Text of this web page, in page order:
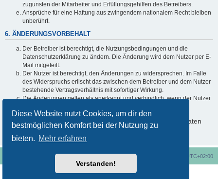
Diese Website nutzt Cookies, um dir den
bestmöglichen Komfort bei der Nutzung zu
bieten. Mehr erfahren
Verstanden!
zugunsten der Mitarbeiter und Erfüllungsgehilfen des Betreibers.
Ansprüche für eine Haftung aus zwingendem nationalem Recht bleiben
unberührt.
6. ÄNDERUNGSVORBEHALT
Der Betreiber ist berechtigt, die Nutzungsbedingungen und die
Datenschutzerklärung zu ändern. Die Änderung wird dem Nutzer per E-
Mail mitgeteilt.
Der Nutzer ist berechtigt, den Änderungen zu widersprechen. Im Falle
des Widerspruchs erlischt das zwischen dem Betreiber und dem Nutzer
bestehende Vertragsverhältnis mit sofortiger Wirkung.
Die Änderungen gelten als anerkannt und verbindlich, wenn der Nutzer
Informationen über den Umgang mit deinen persönlichen Daten
sind in der Datenschutzerklärung enthalten.
Foren-Übersicht UTC+02:00
Alle Cookies löschen
Nutzungsbedingungen
Datenschutzerklärung